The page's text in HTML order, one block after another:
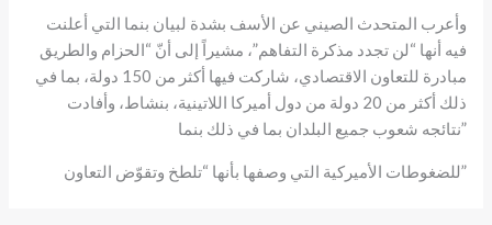
وأعرب المتحدث الصيني عن الأسف بشدة لبيان بنما التي أعلنت
فيه أنها “لن تجدد مذكرة التفاهم”، مشيراً إلى أنّ “الحزام والطريق
مبادرة للتعاون الاقتصادي، شاركت فيها أكثر من 150 دولة، بما في
ذلك أكثر من 20 دولة من دول أميركا اللاتينية، بنشاط، وأفادت
نتائجه شعوب جميع البلدان بما في ذلك بنما”
للضغوطات الأميركية التي وصفها بأنها “تلطخ وتقوّض التعاون”